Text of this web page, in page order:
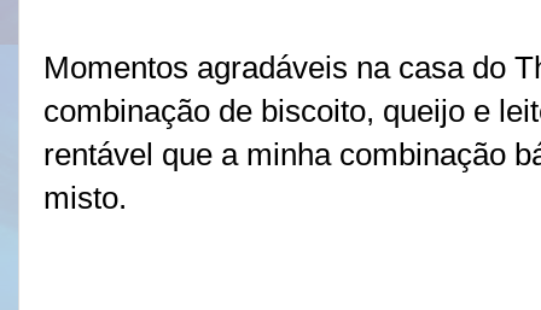
Momentos agradáveis na casa do
combinação de biscoito, queijo e
rentável que a minha combinação
misto.